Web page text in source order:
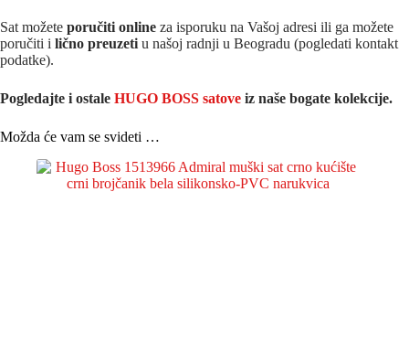
Sat možete poručiti online za isporuku na Vašoj adresi ili ga možete
poručiti i lično preuzeti u našoj radnji u Beogradu (pogledati kontakt
podatke).
Pogledajte i ostale HUGO BOSS satove iz naše bogate kolekcije.
Možda će vam se svideti …